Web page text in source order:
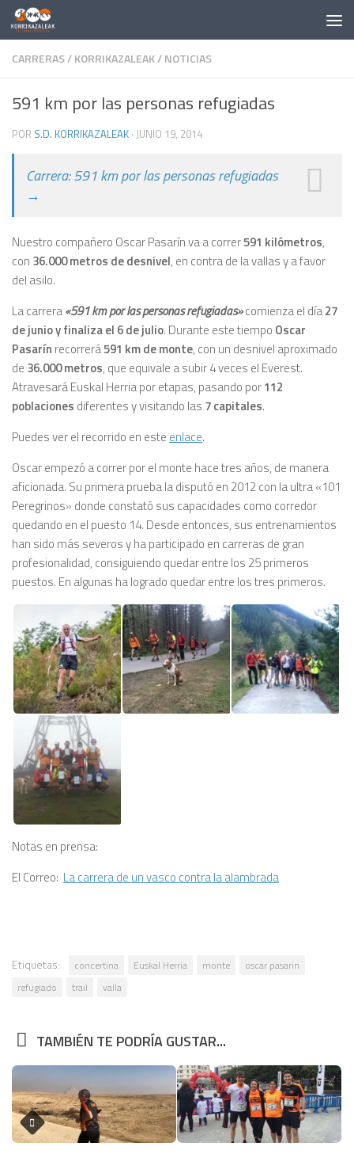
Saltar al contenido
CARRERAS/KORRIKAZALEAK/NOTICIAS
591 km por las personas refugiadas
POR S.D. KORRIKAZALEAK · JUNIO 19, 2014
Carrera: 591 km por las personas refugiadas
→
Nuestro compañero Oscar Pasarín va a correr591 kilómetros,
con 36.000 metros de desnivel, en contra de la vallas y a favor
del asilo.
La carrera«591 km por las personas refugiadas»comienza el día27
de junio y finaliza el 6 de julio. Durante este tiempo Oscar
Pasarín recorrerá591 km de monte, con un desnivel aproximado
de 36.000 metros, que equivale a subir 4 veces el Everest.
Atravesará Euskal Herria por etapas, pasando por112
poblaciones diferentes y visitando las 7 capitales.
Puedes ver el recorrido en este enlace.
Oscar empezó a correr por el monte hace tres años, de manera
aficionada. Su primera prueba la disputó en 2012 con la ultra «101
Peregrinos» donde constató sus capacidades como corredor
quedando en el puesto 14. Desde entonces, sus entrenamientos
han sido más severos y ha participado en carreras de gran
profesionalidad, consiguiendo quedar entre los 25 primeros
puestos. En algunas ha logrado quedar entre los tres primeros.
Notas en prensa:
El Correo: La carrera de un vasco contra la alambrada
Etiquetas: concertina Euskal Herria monte
oscar pasarin
refugiado
trail valla
TAMBIÉN TE PODRÍA GUSTAR...